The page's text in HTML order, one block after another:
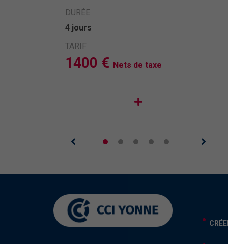
DURÉE
4 jours
TARIF
1400 € Nets de taxe
règles Incoterms ® et de comprendre